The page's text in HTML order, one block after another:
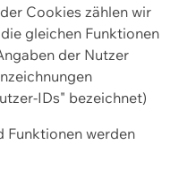
Cookies zählen wir
gleichen Funktionen
der Nutzer
IDs" bezeichnet)
Funktionen werden